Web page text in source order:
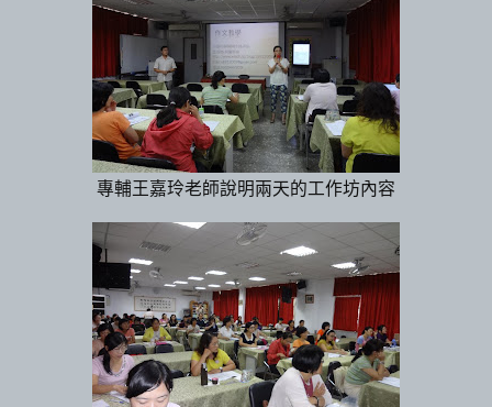
專輔王嘉玲老師說明兩天的工作坊內容